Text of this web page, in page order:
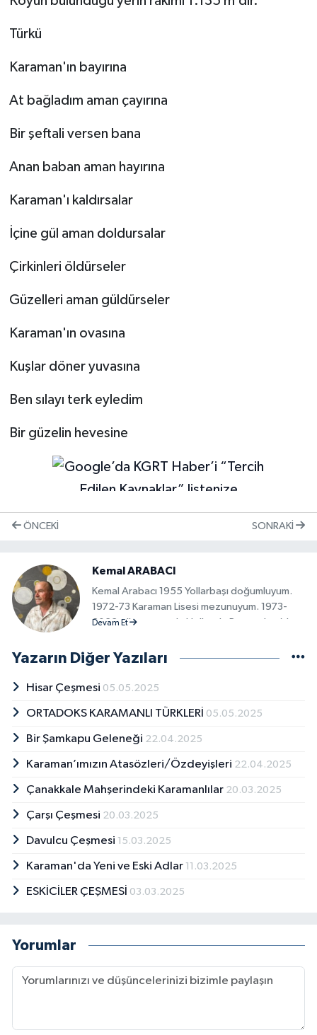
Türkü
Karaman'ın bayırına
At bağladım aman çayırına
Bir şeftali versen bana
Anan baban aman hayırına
Karaman'ı kaldırsalar
İçine gül aman doldursalar
Çirkinleri öldürseler
Güzelleri aman güldürseler
Karaman'ın ovasına
Kuşlar döner yuvasına
Ben sılayı terk eyledim
Bir güzelin hevesine
ÖNCEKI SONRAKI
Kemal ARABACI
Kemal Arabacı 1955 Yollarbaşı doğumluyum.
1972-73 Karaman Lisesi mezunuyum. 1973-
2022 yılları arasında Hollanda Rotterdam’da
dönerek burada yaşıyorum. Eski ve yeni
çekmiştir.Biriktirdiğim ve bulduğum
FOTOĞRAFLARLA KARAMAN adlı Facebook
kentimize ülkemize yararlı olmaya çalışıyorum.
Devam Et
Yazarın Diğer Yazıları
Hisar Çeşmesi 05.05.2025
ORTADOKS KARAMANLI TÜRKLERİ 05.05.2025
Bir Şamkapu Geleneği 22.04.2025
Karaman’ımızın Atasözleri/Özdeyişleri 22.04.2025
Çanakkale Mahşerindeki Karamanlılar 20.03.2025
Çarşı Çeşmesi 20.03.2025
Davulcu Çeşmesi 15.03.2025
Karaman'da Yeni ve Eski Adlar 11.03.2025
ESKİCİLER ÇEŞMESİ 03.03.2025
Yorumlar